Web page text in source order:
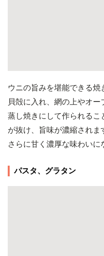
ウニの旨みを堪能できる
貝殻に入れ、網の上やオー
蒸し焼きにして作られる
が抜け、旨味が濃縮されま
さらに甘く濃厚な味わいに
パスタ、グラタン